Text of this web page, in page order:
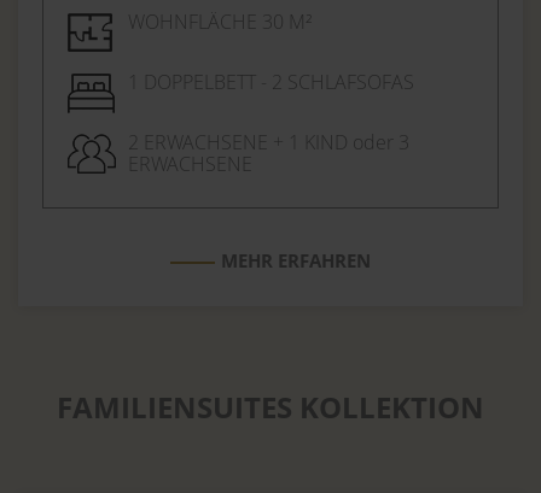
WOHNFLÄCHE 30 M²
1 DOPPELBETT - 2 SCHLAFSOFAS
2 ERWACHSENE + 1 KIND oder 3
ERWACHSENE
MEHR ERFAHREN
FAMILIENSUITES KOLLEKTION